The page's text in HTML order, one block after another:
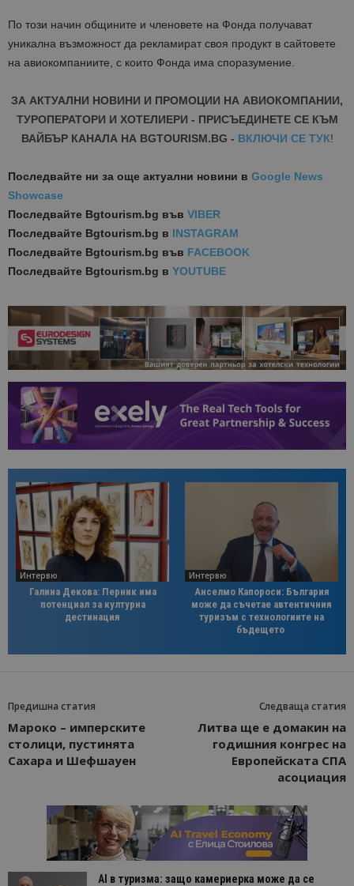
По този начин общините и членовете на Фонда получават
уникална възможност да рекламират своя продукт в сайтовете
на авиокомпаниите, с които Фонда има споразумение.
ЗА АКТУАЛНИ НОВИНИ И ПРОМОЦИИ НА АВИОКОМПАНИИ,
ТУРОПЕРАТОРИ И ХОТЕЛИЕРИ - ПРИСЪЕДИНЕТЕ СЕ КЪМ
ВАЙБЪР КАНАЛА НА BGTOURISM.BG - ВКЛЮЧИ СЕ ТУК!
Последвайте ни за още актуални новини в Google News
Showcase
Последвайте Bgtourism.bg във VIBER
Последвайте Bgtourism.bg в INSTAGRAM
Последвайте Bgtourism.bg във FACEBOOK
Последвайте Bgtourism.bg в YOUTUBE
Интервю
Галина Декова: Перник има
потенциал за културна
дестинация
Интервю
Анселмо Капороси: България
може да съчетае автентичния
туризъм с технологиите на
бъдещето
Предишна статия
Мароко – имперските
столици, пустинята
Сахара и Шефшауен
Следваща статия
Литва ще е домакин на
годишния конгрес на
Европейската СПА
асоциация
AI в туризма: защо камериерка може да се